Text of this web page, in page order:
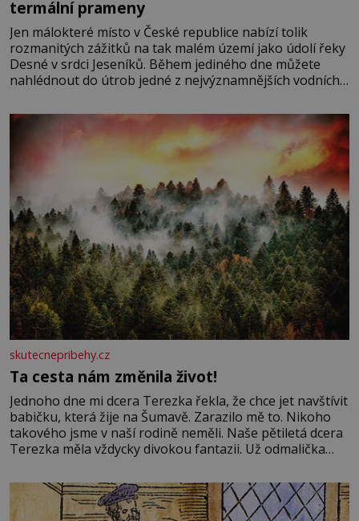
termální prameny
Jen málokteré místo v České republice nabízí tolik
rozmanitých zážitků na tak malém území jako údolí řeky
Desné v srdci Jeseníků. Během jediného dne můžete
nahlédnout do útrob jedné z nejvýznamnějších vodních
se na koloběžce a den zakončit poznáváním památek ve
Velkých Losinách nebo v termálním
skutecnepribehy.cz
Ta cesta nám změnila život!
Jednoho dne mi dcera Terezka řekla, že chce jet navštívit
babičku, která žije na Šumavě. Zarazilo mě to. Nikoho
takového jsme v naší rodině neměli. Naše pětiletá dcera
Terezka měla vždycky divokou fantazii. Už odmalička
zdálo o jednorožcích, krásných princeznách, statečných
rytířích a létajících dracích.